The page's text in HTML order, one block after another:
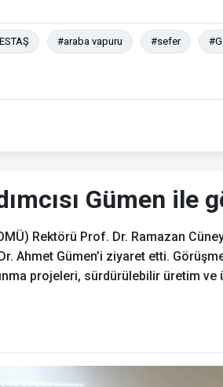
#araba vapuru #sefer
Gümen ile
Rektörü Prof. Dr. Ramazan
Ahmet Gümen’i ziyaret etti.
projeleri, sürdürülebilir üretim